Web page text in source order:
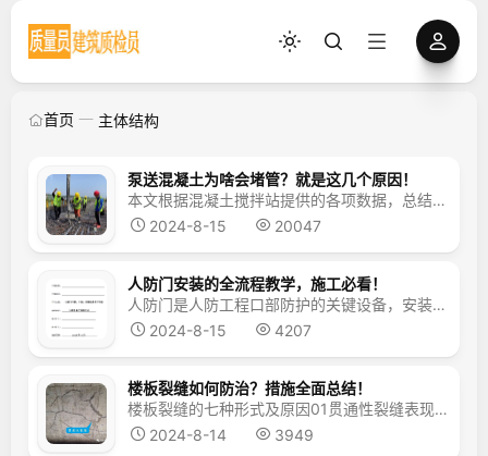
首页 主体结构
泵送混凝土为啥会堵管？就是这几个原因！
本文根据混凝土搅拌站提供的各项数据，总结了一些在应用泵送商品砼堵泵、堵管的一些经验教训，希望对工程朋友们有所帮助。泵送砼的特点是料质均匀，质量稳定，供料速度快，可一次连续完成垂直和水平运输，生产效率高、节约劳动力。由于输送泵沿管道输送和浇筑，管道堵塞就是泵送砼令人最担心的事。提问：用拖泵往深基坑里泵送混凝土时容易堵管是什么原因？应采取什么措施？答：当深基坑深...
2024-8-15
20047
人防门安装的全流程教学，施工必看！
人防门是人防工程口部防护的关键设备，安装质量的优劣将直接影响孔口防护效能，加强监督、规范质量控制行为是确保人防门安装质量的根本途径。本文分享的教学示范片是以法律法规和规范为依据，重点介绍了人防门安装过程中，监管和施工责任主体职责履行的要求与方法。 《人防门安装质量控制的基本方法》施工指导 一安装前的质量控制 （一）编制施工组织计划&...
2024-8-15
4207
楼板裂缝如何防治？措施全面总结！
楼板裂缝的七种形式及原因01贯通性裂缝表现形式：现浇楼板中部出现贯通性裂缝。形成原因：配合比、材料不符合要求或现场加水致使坍落度过大，堆载过重、拆模过早、养护不良。混凝土早期强度低，水化及养护过程中干缩所致。 02梁侧规则性裂缝表现形式：现浇楼板上表面在梁两侧出现规则性裂缝。形成原因：梁面负弯矩钢筋配筋不够或钢筋被踩踏致使负筋保护层过大。 ...
2024-8-14
3949